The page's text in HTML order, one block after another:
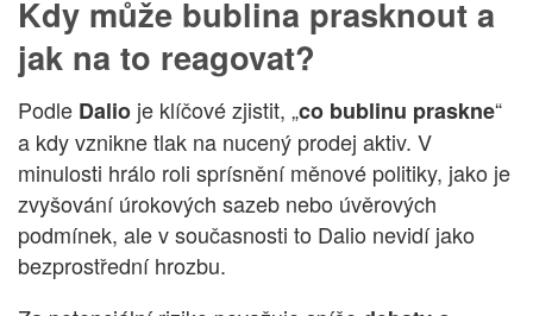
Kdy může bublina prasknout a
jak na to reagovat?
Podle Dalio je klíčové zjistit, „co bublinu praskne“
a kdy vznikne tlak na nucený prodej aktiv. V
minulosti hrálo roli sprísnění měnové politiky, jako je
zvyšování úrokových sazeb nebo úvěrových
podmínek, ale v současnosti to Dalio nevidí jako
bezprostřední hrozbu.